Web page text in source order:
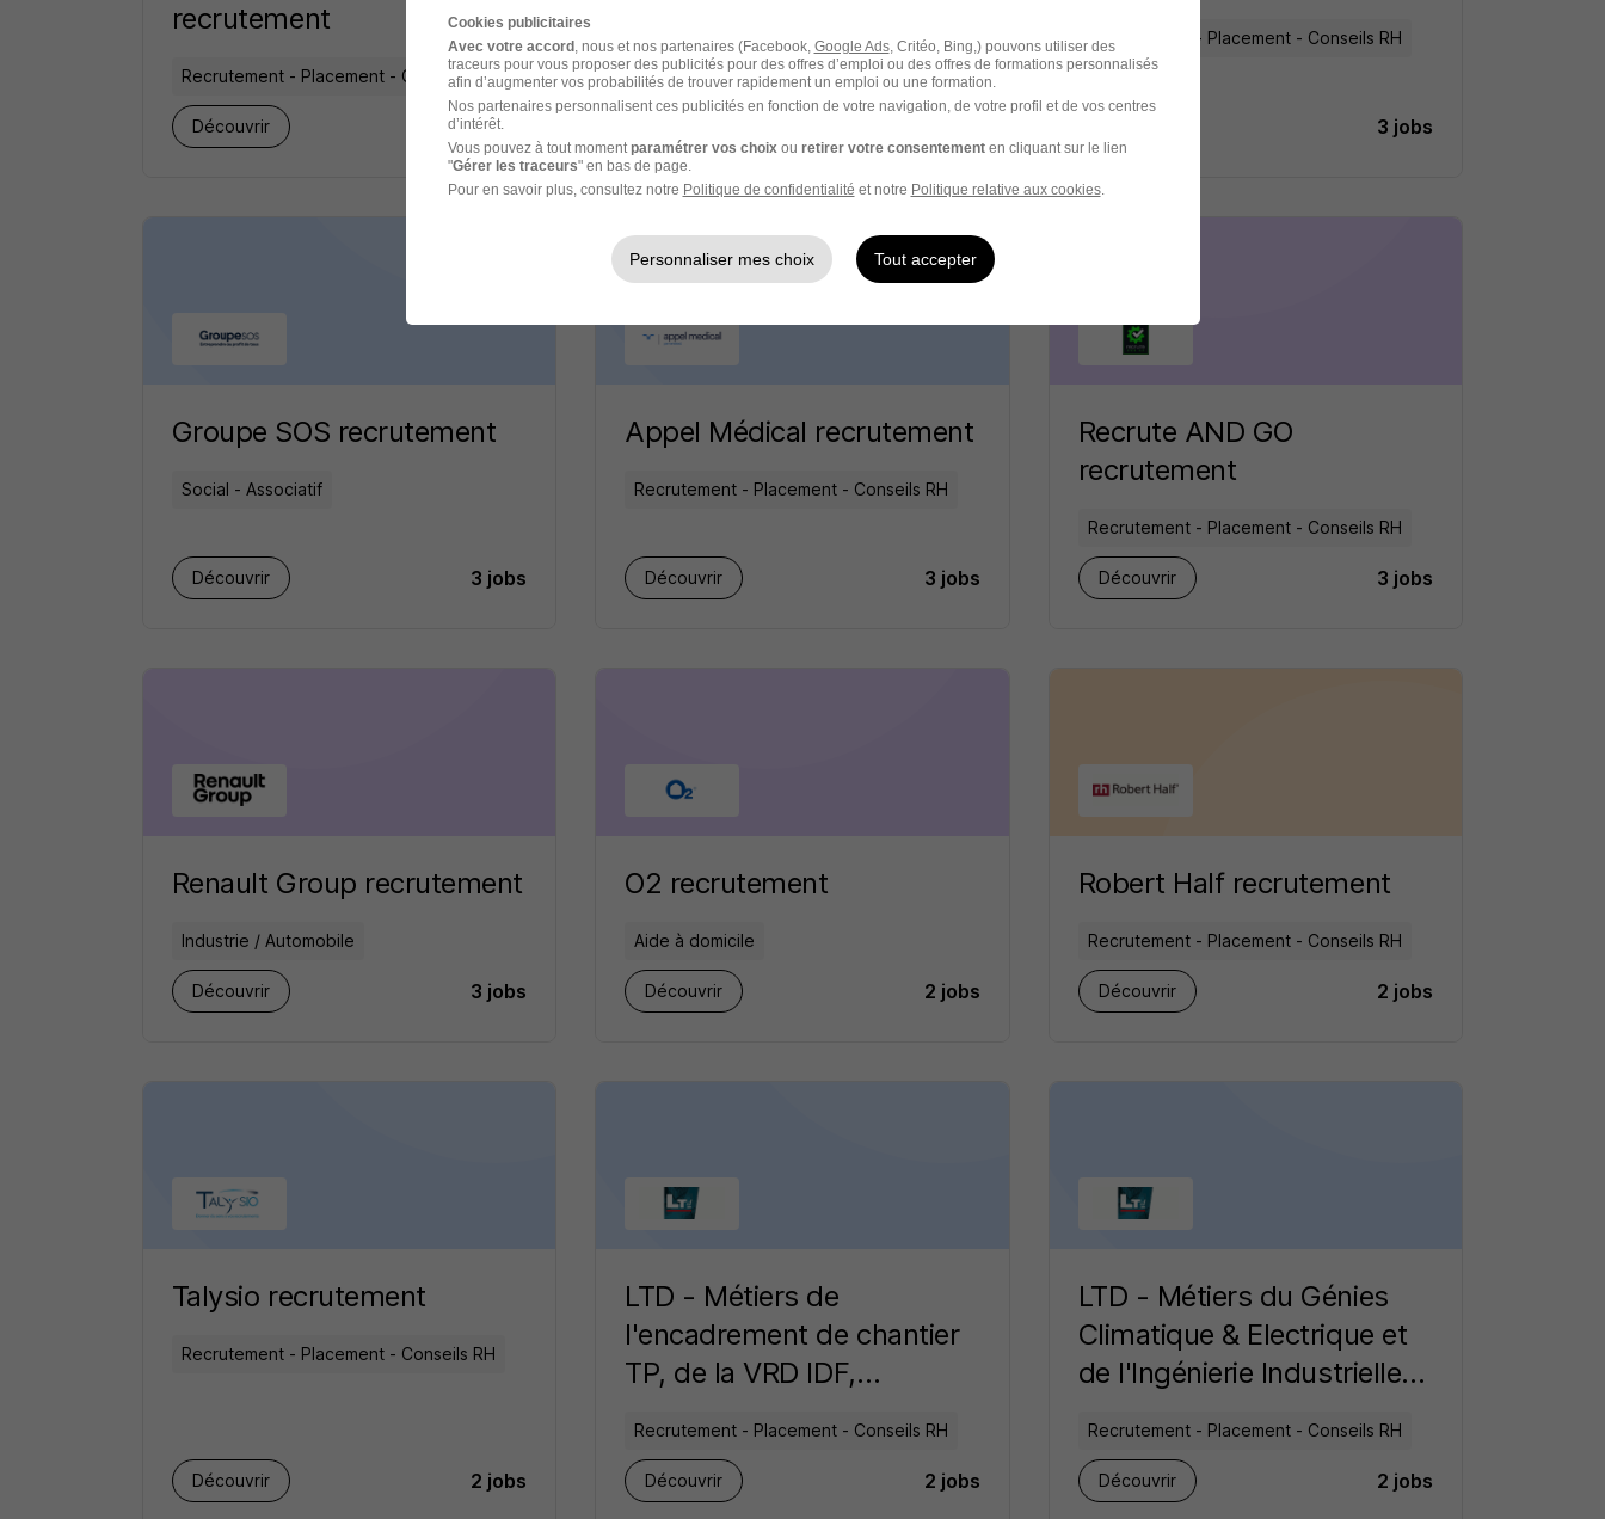
recrutement
Recrutement - Placement - Conseils RH
Découvrir 3 jobs
Energie / Production - Distribution Recrutement - Placement - Conseils RH
3 jobs
Groupe SOS recrutement
Social - Associatif
Découvrir 3 jobs
Appel Médical recrutement
Recrutement - Placement - Conseils RH
Découvrir 3 jobs
Recrute AND GO
recrutement
Recrutement - Placement - Conseils RH
Découvrir 3 jobs
Renault Group recrutement
Industrie / Automobile
Découvrir 3 jobs
O2 recrutement
Aide à domicile
Découvrir 2 jobs
Robert Half recrutement
Recrutement - Placement - Conseils RH
Découvrir 2 jobs
Talysio recrutement
Recrutement - Placement - Conseils RH
Découvrir 2 jobs
LTD - Métiers de
l'encadrement de chantier
TP, de la VRD IDF,
Recrutement - Placement - Conseils RH
Découvrir 2 jobs
LTD - Métiers du Génies
Climatique & Electrique et
de l'Ingénierie Industrielle
Recrutement - Placement - Conseils RH
Découvrir 2 jobs
Cookies publicitaires
Avec votre accord, nous et nos partenaires (Facebook, Google Ads, Critéo, Bing,) pouvons utiliser des
traceurs pour vous proposer des publicités pour des offres d’emploi ou des offres de formations personnalisés
afin d’augmenter vos probabilités de trouver rapidement un emploi ou une formation.
Nos partenaires personnalisent ces publicités en fonction de votre navigation, de votre profil et de vos centres
d’intérêt.
Vous pouvez à tout moment paramétrer vos choix ou retirer votre consentementen cliquant sur le lien
"Gérer les traceurs" en bas de page.
Pour en savoir plus, consultez notre Politique de confidentialité et notre Politique relative aux cookies.
Personnaliser mes choix Tout accepter